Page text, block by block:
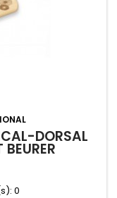
DORSAL
0